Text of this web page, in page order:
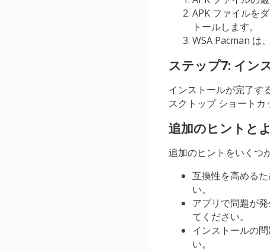
APK ファイルを
トールします。
WSA Pacman は
ステップ7: イン
インストールが完了す
スクトップ ショートカ
追加のヒントと
追加のヒントをいくつ
互換性を高める
い。
アプリで問題が
てください。
インストールの
い。